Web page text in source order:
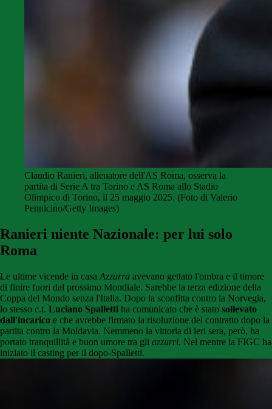
Claudio Ranieri, allenatore dell'AS Roma, osserva la
partita di Serie A tra Torino e AS Roma allo Stadio
Olimpico di Torino, il 25 maggio 2025. (Foto di Valerio
Pennicino/Getty Images)
Ranieri niente Nazionale: per lui solo
Roma
Le ultime vicende in casa Azzurra avevano gettato l'ombra e il timore
di finire fuori dal prossimo Mondiale. Sarebbe la terza edizione della
Coppa del Mondo senza l'Italia. Dopo la sconfitta contro la Norvegia,
lo stesso c.t. Luciano Spalletti ha comunicato che è stato sollevato
dall'incarico e che avrebbe firmato la risoluzione del contratto dopo la
partita contro la Moldavia. Nemmeno la vittoria di ieri sera, però, ha
portato tranquillità e buon umore tra gli azzurri. Nel mentre la FIGC ha
iniziato il casting per il dopo-Spalletti.